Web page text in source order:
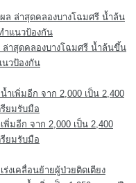
ล่าสุดคลองบางโฉมศรี น้ำล้นขึ้น
นวป้องกัน
พิ่มอีก จาก 2,000 เป็น 2,400
ยมรับมือ